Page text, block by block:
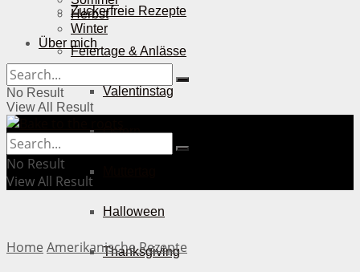
Zuckerfreie Rezepte
Feiertage & Anlässe
Valentinstag
Ostern
Halloween
Thanksgiving
Herbst
Winter
Über mich
No Result
View All Result
No Result
View All Result
Home Amerikanische Rezepte